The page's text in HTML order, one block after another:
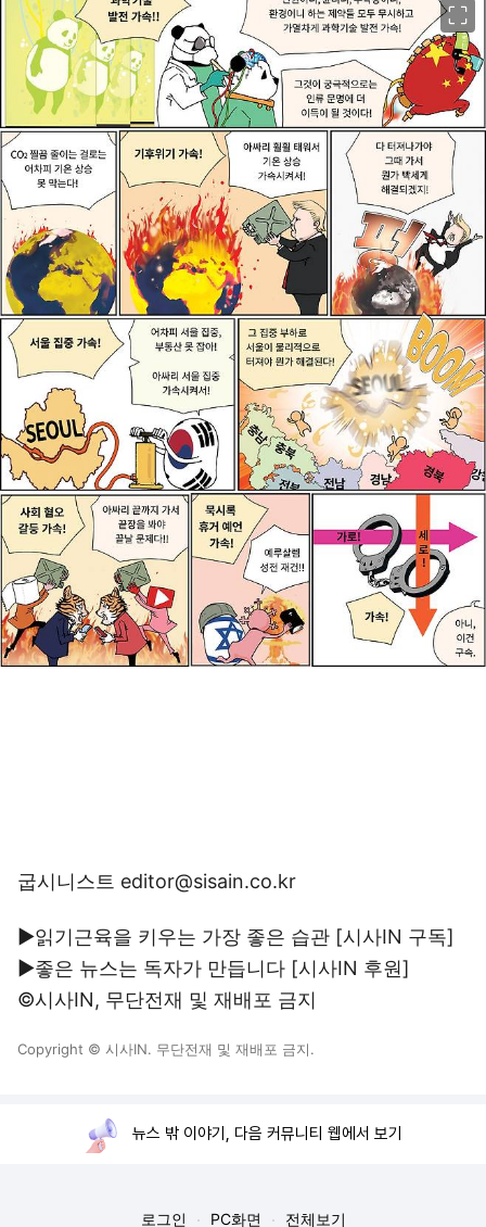
굽시니스트 editor@sisain.co.kr
▶읽기근육을 키우는 가장 좋은 습관 [시사IN 구독]
▶좋은 뉴스는 독자가 만듭니다 [시사IN 후원]
©시사IN, 무단전재 및 재배포 금지
Copyright © 시사IN. 무단전재 및 재배포 금지.
뉴스 밖 이야기, 다음 커뮤니티 웹에서 보기
로그인 PC화면 전체보기